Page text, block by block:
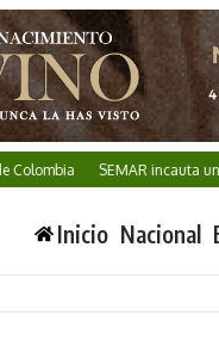
SEMAR incauta
Inicio Nacional